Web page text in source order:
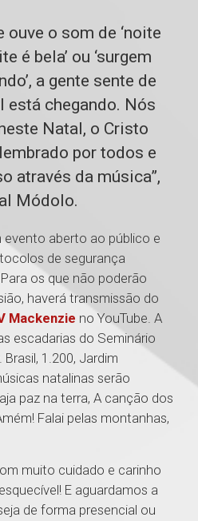
ouve o som de ‘noite
é bela’ ou ‘surgem
a gente sente de
está chegando. Nós
Natal, o Cristo
por todos e
através da música”,
Módolo.
aberto ao público e
de segurança
os que não poderão
haverá transmissão do
Mackenzie no YouTube. A
escadarias do Seminário
1.200, Jardim
natalinas serão
paz na terra, A canção dos
Falai pelas montanhas,
muito cuidado e carinho
E aguardamos a
de forma presencial ou